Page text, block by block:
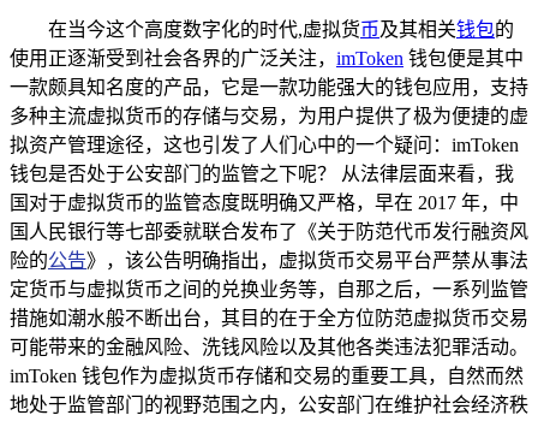
在当今这个高度数字化的时代,虚拟货币及其相关钱包的
使用正逐渐受到社会各界的广泛关注， imToken 钱包便是其中
一款颇具知名度的产品，它是一款功能强大的钱包应用，支持
多种主流虚拟货币的存储与交易，为用户提供了极为便捷的虚
拟资产管理途径，这也引发了人们心中的一个疑问：imToken
钱包是否处于公安部门的监管之下呢？ 从法律层面来看，我
国对于虚拟货币的监管态度既明确又严格，早在 2017 年，中
国人民银行等七部委就联合发布了《关于防范代币发行融资风
险的公告》，该公告明确指出，虚拟货币交易平台严禁从事法
定货币与虚拟货币之间的兑换业务等，自那之后，一系列监管
措施如潮水般不断出台，其目的在于全方位防范虚拟货币交易
可能带来的金融风险、洗钱风险以及其他各类违法犯罪活动。
imToken 钱包作为虚拟货币存储和交易的重要工具，自然而然
地处于监管部门的视野范围之内，公安部门在维护社会经济秩